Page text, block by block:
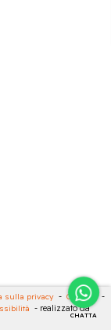
CHATTA
sulla privacy - Cookies
-
- realizzato da